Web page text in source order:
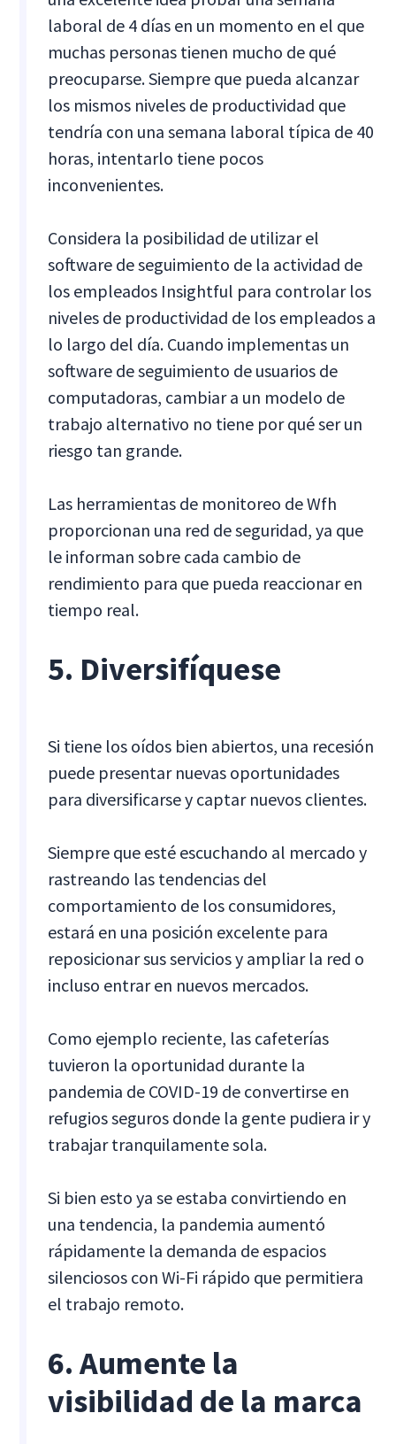
laboral de 4 días en un momento en el que
muchas personas tienen mucho de qué
preocuparse. Siempre que pueda alcanzar
los mismos niveles de productividad que
tendría con una semana laboral típica de 40
horas, intentarlo tiene pocos
inconvenientes.
Considera la posibilidad de utilizar el
software de seguimiento de la actividad de
los empleados Insightful para controlar los
niveles de productividad de los empleados a
lo largo del día. Cuando implementas un
software de seguimiento de usuarios de
computadoras, cambiar a un modelo de
trabajo alternativo no tiene por qué ser un
riesgo tan grande.
Las herramientas de monitoreo de Wfh
proporcionan una red de seguridad, ya que
le informan sobre cada cambio de
rendimiento para que pueda reaccionar en
tiempo real.
5. Diversifíquese
Si tiene los oídos bien abiertos, una recesión
puede presentar nuevas oportunidades
para diversificarse y captar nuevos clientes.
Siempre que esté escuchando al mercado y
rastreando las tendencias del
comportamiento de los consumidores,
estará en una posición excelente para
reposicionar sus servicios y ampliar la red o
incluso entrar en nuevos mercados.
Como ejemplo reciente, las cafeterías
tuvieron la oportunidad durante la
pandemia de COVID-19 de convertirse en
refugios seguros donde la gente pudiera ir y
trabajar tranquilamente sola.
Si bien esto ya se estaba convirtiendo en
una tendencia, la pandemia aumentó
rápidamente la demanda de espacios
silenciosos con Wi-Fi rápido que permitiera
el trabajo remoto.
6. Aumente la
visibilidad de la marca